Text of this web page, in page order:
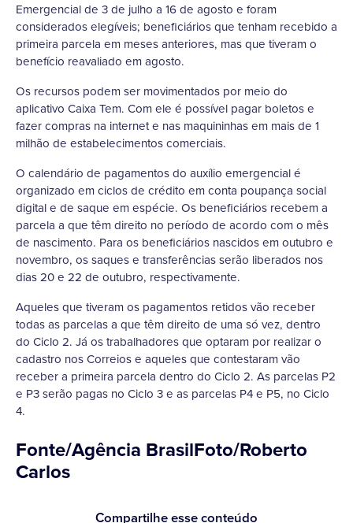
Emergencial de 3 de julho a 16 de agosto e foram
considerados elegíveis; beneficiários que tenham recebido a
primeira parcela em meses anteriores, mas que tiveram o
benefício reavaliado em agosto.
Os recursos podem ser movimentados por meio do
aplicativo Caixa Tem. Com ele é possível pagar boletos e
fazer compras na internet e nas maquininhas em mais de 1
milhão de estabelecimentos comerciais.
O calendário de pagamentos do auxílio emergencial é
organizado em ciclos de crédito em conta poupança social
digital e de saque em espécie. Os beneficiários recebem a
parcela a que têm direito no período de acordo com o mês
de nascimento. Para os beneficiários nascidos em outubro e
novembro, os saques e transferências serão liberados nos
dias 20 e 22 de outubro, respectivamente.
Aqueles que tiveram os pagamentos retidos vão receber
todas as parcelas a que têm direito de uma só vez, dentro
do Ciclo 2. Já os trabalhadores que optaram por realizar o
cadastro nos Correios e aqueles que contestaram vão
receber a primeira parcela dentro do Ciclo 2. As parcelas P2
e P3 serão pagas no Ciclo 3 e as parcelas P4 e P5, no Ciclo
4.
Fonte/Agência BrasilFoto/Roberto
Carlos
Compartilhe esse conteúdo